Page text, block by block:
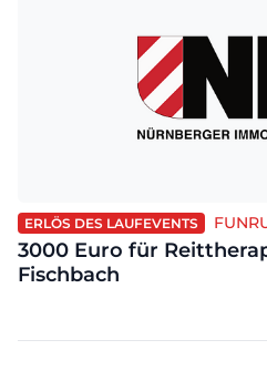
ERLÖS DES LAUFEVENTS
3000 Euro für
Fischbach